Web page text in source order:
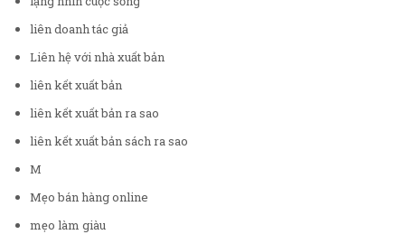
liên doanh tác giả
Liên hệ với nhà xuất bản
liên kết xuất bản
liên kết xuất bản ra sao
liên kết xuất bản sách ra sao
M
Mẹo bán hàng online
mẹo làm giàu